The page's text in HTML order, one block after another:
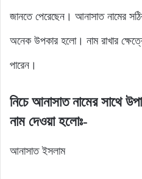
জানতে পেরেছেন। আনাসাত নামের
অনেক উপকার হলো। নাম রাখার
পারেন।
নিচে আনাসাত নামের সাথে
নাম দেওয়া হলোঃ-
আনাসাত ইসলাম